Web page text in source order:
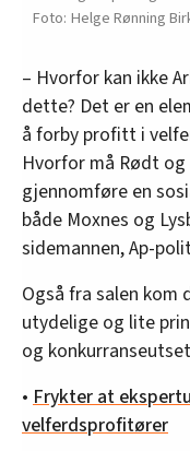
Helge Rønning
– Hvorfor kan ikke
dette? Det er en
å forby profitt i
Hvorfor må Rødt og
gjennomføre en
både Moxnes og
sidemannen, Ap-
Også fra salen
utydelige og lite
og
• Frykter at
velferdsprofitører